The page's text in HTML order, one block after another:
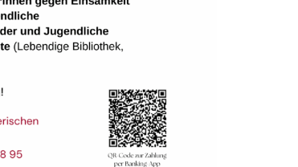
Suppenschmaus ein.
Gemeinschaft leben.